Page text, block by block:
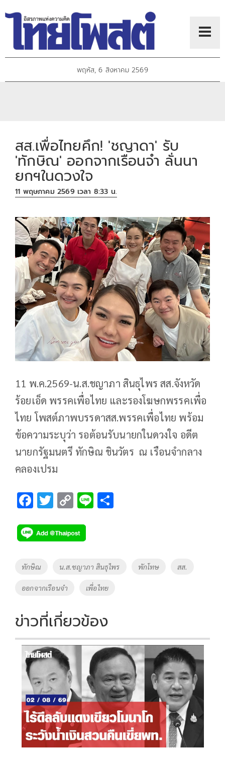
พฤหัส, 6 สิงหาคม 2569
สส.เพื่อไทยคึก! 'ชญาดา' รับ
'ทักษิณ' ออกจากเรือนจำ ลั่นนา
ยกฯในดวงใจ
11 พฤษภาคม 2569 เวลา 8:33 น.
11 พ.ค.2569-น.ส.ชญาภา สินธุไพร สส.จังหวัด
ร้อยเอ็ด พรรคเพื่อไทย และรองโฆษกพรรคเพื่อ
ไทย โพสต์ภาพบรรดาสส.พรรคเพื่อไทย พร้อม
ข้อความระบุว่า รอต้อนรับนายกในดวงใจ อดีต
นายกรัฐมนตรี ทักษิณ ชินวัตร ณ เรือนจำกลาง
คลองเปรม
F
e
b
o
k
T
tt
er
C
p
y
Li
Li
Tags
ทักษิณ น.ส.ชญาภา สินธุไพร พักโทษ สส.
ออกจากเรือนจำ เพื่อไทย
ข่าวที่เกี่ยวข้อง